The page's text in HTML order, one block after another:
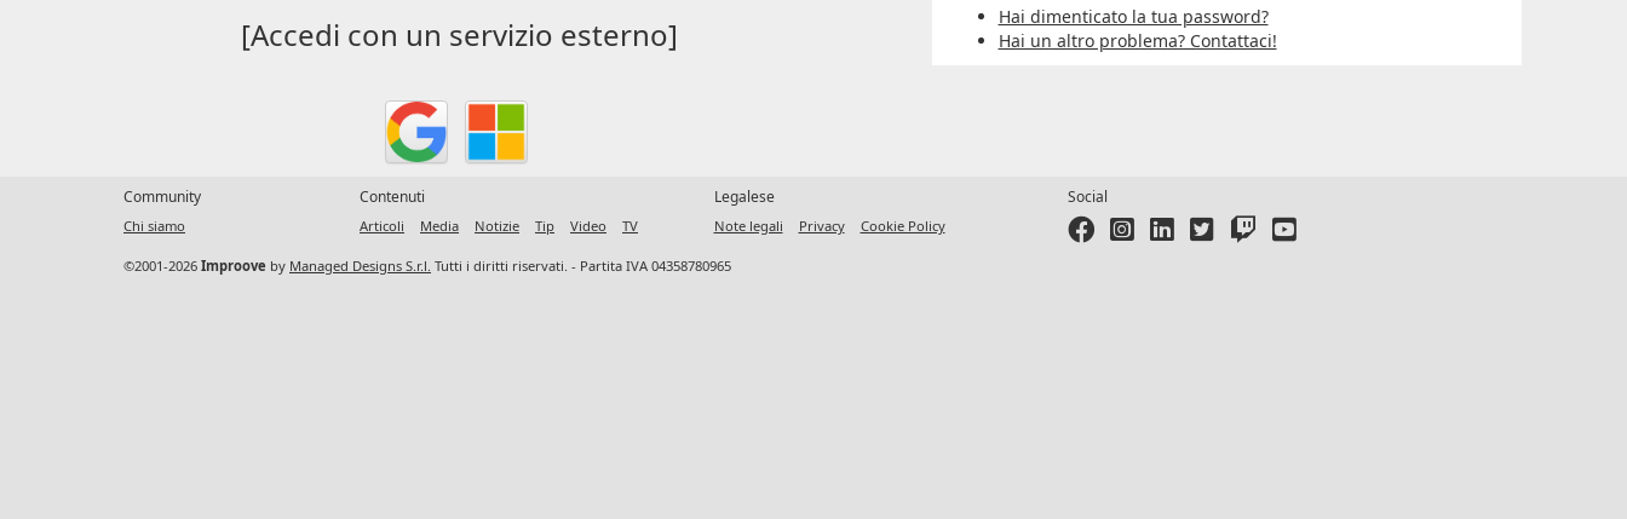
[Accedi con un servizio esterno]
Hai dimenticato la tua password?
Hai un altro problema? Contattaci!
Community
Chi siamo
Contenuti
Articoli Media Notizie Tip Video TV
Legalese
Note legali Privacy Cookie Policy
Social
©2001-2026 Improove by Managed Designs S.r.l. Tutti i diritti riservati. - Partita IVA 04358780965